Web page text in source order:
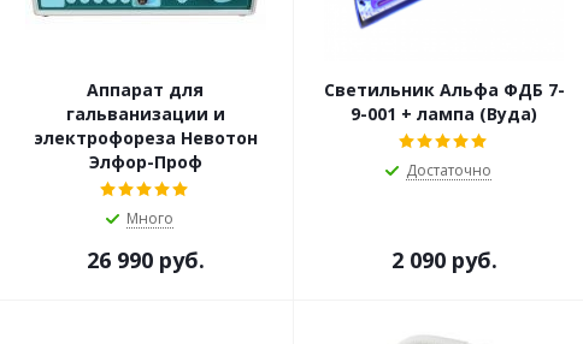
Аппарат для
гальванизации и
электрофореза Невотон
Элфор-Проф
Много
26 990 руб.
Светильник Альфа ФДБ 7-
9-001 + лампа (Вуда)
Достаточно
2 090 руб.